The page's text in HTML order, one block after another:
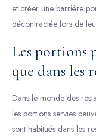
et créer une barrière
décontractée lors de
Les portions
que dans les
Dans le monde des
les portions servies
sont habitués dans les